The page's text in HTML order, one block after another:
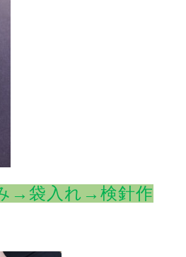
→袋入れ→検針作